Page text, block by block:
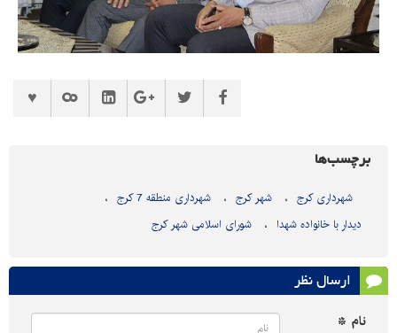
برچسب‌ها
شهرداری کرج شهر کرج
شهرداری منطقه 7 کرج
دیدار با خانواده شهدا
شورای اسلامی شهر کرج
ارسال نظر
نام *